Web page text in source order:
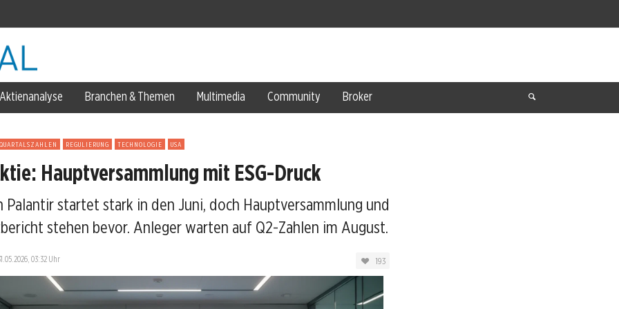
Aktienanalyse Branchen & Themen Multimedia Community Broker
QUARTALSZAHLEN REGULIERUNG TECHNOLOGIE USA
Hauptversammlung mit ESG-Druck
Palantir startet stark in den Juni, doch Hauptversammlung und
stehen bevor. Anleger warten auf Q2-Zahlen im August.
03:32 Uhr 193